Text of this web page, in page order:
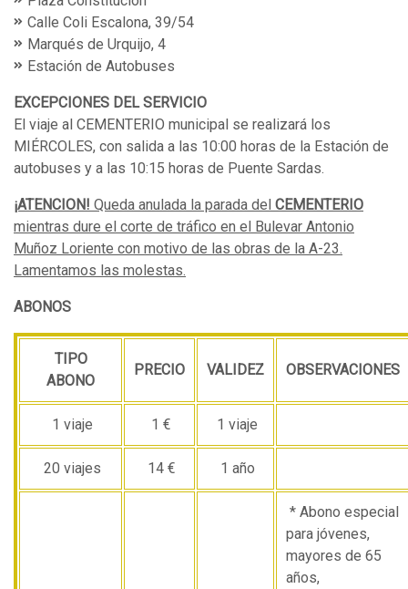
Calle Coli Escalona, 39/54
Marqués de Urquijo, 4
Estación de Autobuses
EXCEPCIONES DEL SERVICIO
El viaje al CEMENTERIO municipal se realizará los
MIÉRCOLES, con salida a las 10:00 horas de la Estación de
autobuses y a las 10:15 horas de Puente Sardas.
¡ATENCION! Queda anulada la parada del CEMENTERIO
mientras dure el corte de tráfico en el Bulevar Antonio
Muñoz Loriente con motivo de las obras de la A-23.
Lamentamos las molestas.
ABONOS
TIPO
ABONO
PRECIO VALIDEZ OBSERVACIONES
1 viaje 1 € 1 viaje
20 viajes 14 € 1 año
* Abono especial
para jóvenes,
mayores de 65
años,